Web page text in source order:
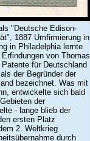
"Deutsche Edison-
1887 Umfirmierung in
in Philadelphia lernte
von Thomas
für Deutschland
der Begründer der
bezeichnet. Was mit
entwickelte sich bald
der
- lange blieb der
ersten Platz
2. Weltkrieg
durch